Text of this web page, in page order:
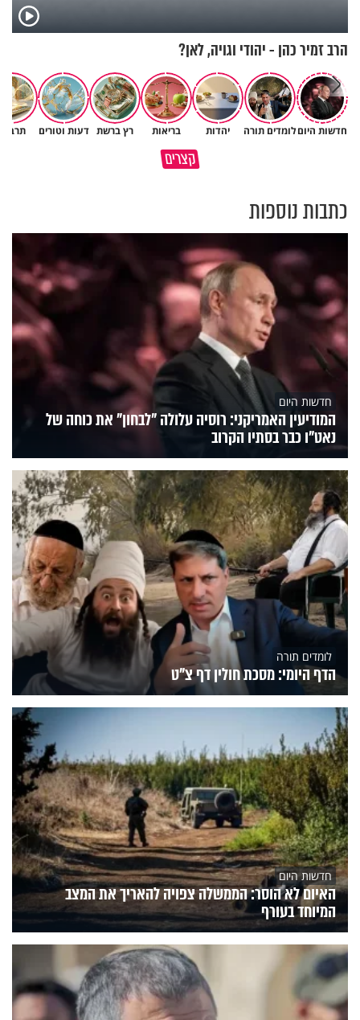
הרב זמיר כהן - יהודי וגויה, לאן?
חדשות היוםלומדים תורה יהדות בריאות רץ ברשת דעות וטורים
קצרים
האם ראוי לקיים מצוות מתוך
כתבות נוספות
חדשות היום
המודיעין האמריקני: רוסיה עלולה "לבחון" את כוחה של
נאט"ו כבר בסתיו הקרוב
לומדים תורה
הדף היומי: מסכת חולין דף צ"ט
חדשות היום
האיום לא הוסר: הממשלה צפויה להאריך את המצב
המיוחד בעורף